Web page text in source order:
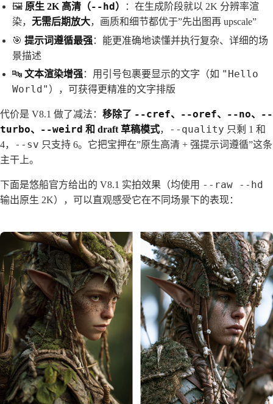
🖼️ 原生 2K 高清（--hd）
：在生成阶段就以 2K 分辨率渲
染， 无需后期放大，画质和细节都优于”先出图再 upscale”
🎯 提示词遵循最强：能更准确地读懂并执行复杂、详细的场
景描述
🔤 文本渲染增强：用引号包裹要显示的文字（如 "Hello
World" ），可获得更精准的文字排版
代价是 V8.1 做了减法： 移除了 --cref、 --oref、 --no、
--
turbo、 --weird 和 draft 草稿模式， --quality 只剩 1 和
4，
--sv 只支持 6。它把宝押在”原生高清 + 强提示词遵循”这条
主干上。
下面是悠船官方给出的 V8.1 实拍效果（均使用 --raw --hd
输出原生 2K），可以直观感受它在不同场景下的表现：